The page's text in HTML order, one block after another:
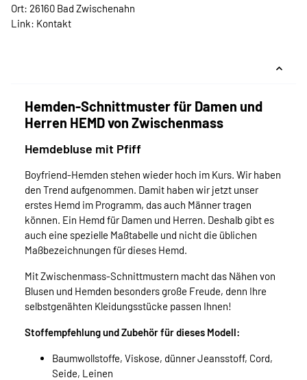
Ort: 26160 Bad Zwischenahn
Link: Kontakt
Hemden-Schnittmuster für Damen und
Herren HEMD von Zwischenmass
Hemdebluse mit Pfiff
Boyfriend-Hemden stehen wieder hoch im Kurs. Wir haben
den Trend aufgenommen. Damit haben wir jetzt unser
erstes Hemd im Programm, das auch Männer tragen
können. Ein Hemd für Damen und Herren. Deshalb gibt es
auch eine spezielle Maßtabelle und nicht die üblichen
Maßbezeichnungen für dieses Hemd.
Mit Zwischenmass-Schnittmustern macht das Nähen von
Blusen und Hemden besonders große Freude, denn Ihre
selbstgenähten Kleidungsstücke passen Ihnen!
Stoffempfehlung und Zubehör für dieses Modell:
Baumwollstoffe, Viskose, dünner Jeansstoff, Cord,
Seide, Leinen